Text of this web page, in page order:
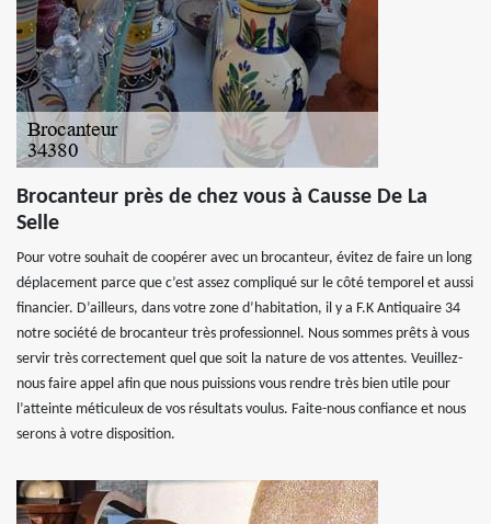
Brocanteur près de chez vous à Causse De La
Selle
Pour votre souhait de coopérer avec un brocanteur, évitez de faire un long
déplacement parce que c’est assez compliqué sur le côté temporel et aussi
financier. D’ailleurs, dans votre zone d’habitation, il y a F.K Antiquaire 34
notre société de brocanteur très professionnel. Nous sommes prêts à vous
servir très correctement quel que soit la nature de vos attentes. Veuillez-
nous faire appel afin que nous puissions vous rendre très bien utile pour
l’atteinte méticuleux de vos résultats voulus. Faite-nous confiance et nous
serons à votre disposition.